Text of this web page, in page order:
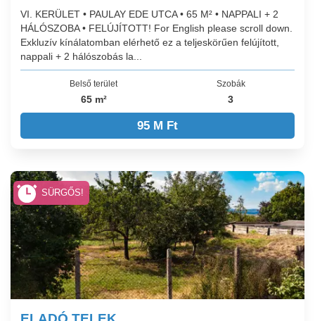
VI. KERÜLET • PAULAY EDE UTCA • 65 M² • NAPPALI + 2
HÁLÓSZOBA • FELÚJÍTOTT! For English please scroll down.
Exkluzív kínálatomban elérhető ez a teljeskörűen felújított,
nappali + 2 hálószobás la...
Belső terület
65 m²
Szobák
3
95 M Ft
ELADÓ TELEK
SÜRGŐS!